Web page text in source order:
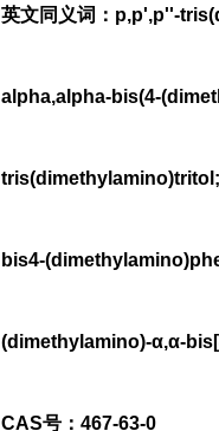
英文同义词：p,p',p''-
alpha,alpha-bis(4-
bis4-
(dimethylamino)-α,α-
CAS号：467-63-0